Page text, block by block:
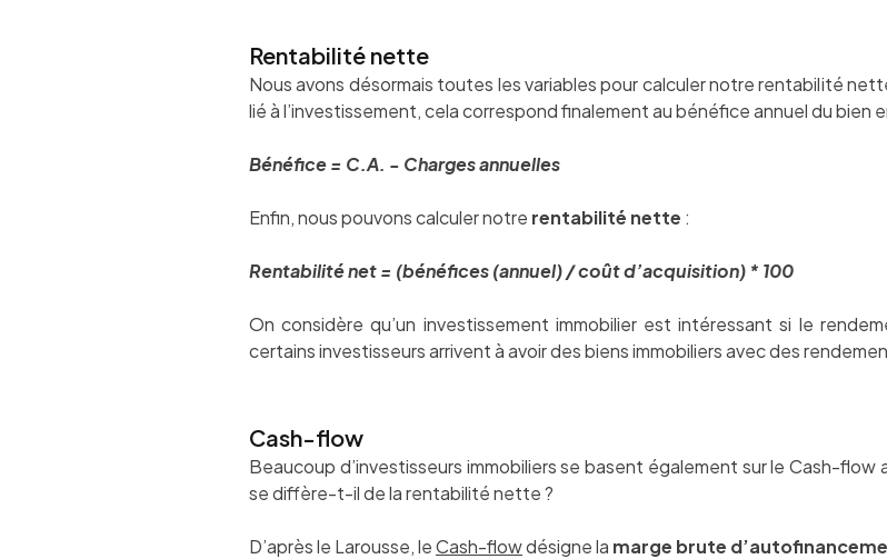
Rentabilité nette
Nous avons désormais toutes les variables pour calculer notre rentabilité
lié à l’investissement, cela correspond finalement au bénéfice annuel du bien
Bénéfice = C.A. - Charges annuelles
Enfin, nous pouvons calculer notre rentabilité nette :
Rentabilité net = (bénéfices (annuel) / coût d’acquisition) * 100
On considère qu’un investissement immobilier est intéressant si le
certains investisseurs arrivent à avoir des biens immobiliers avec des
Cash-flow
Beaucoup d’investisseurs immobiliers se basent également sur le Cash-flow
se diffère-t-il de la rentabilité nette ?
D’après le Larousse, leCash-flowdésigne la marge brute